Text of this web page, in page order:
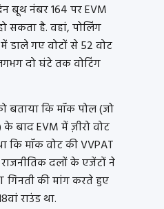
बूथ नंबर 164 पर EVM
सकता है. वहां, पोलिंग
डाले गए वोटों से 52 वोट
दो घंटे तक वोटिंग
कि मॉक पोल (जो
बाद EVM में ज़ीरो वोट
कि मॉक वोट की VVPAT
राजनीतिक दलों के एजेंटों ने
गिनती की मांग करते हुए
राउंड था.